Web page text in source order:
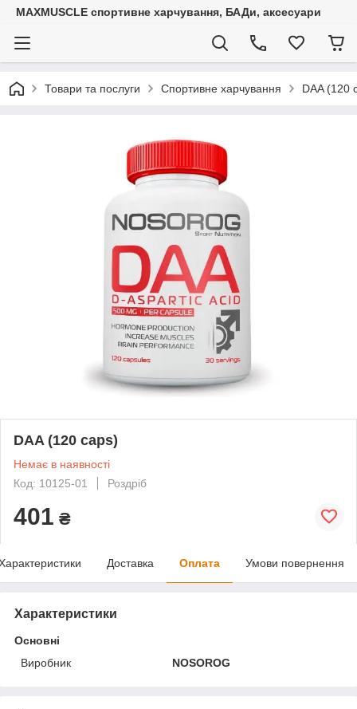
MAXMUSCLE спортивне харчування, БАДи, аксесуари
Товари та послуги Спортивне харчування DAA (120
DAA (120 caps)
Немає в наявності
Код: 10125-01
Роздріб
401 ₴
Доставка Оплата Умови повернення
Характеристики
Основні
Виробник
NOSOROG